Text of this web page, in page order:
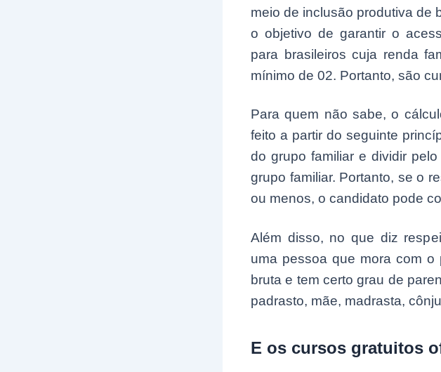
meio de inclusão produtiva de
o objetivo de garantir o
para brasileiros cuja renda
mínimo de 02. Portanto, são
Para quem não sabe, o
feito a partir do seguinte
do grupo familiar e dividir
grupo familiar. Portanto, se o
ou menos, o candidato pode
Além disso, no que diz
uma pessoa que mora com o
bruta e tem certo grau de
padrasto, mãe, madrasta,
E os cursos gratuitos